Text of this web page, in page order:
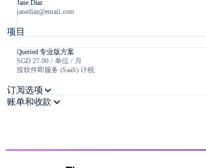
Jane Diaz
janediaz@email.com
项目
Queried 专业版方案
SGD 27.00 / 单位 / 月
按软件即服务 (SaaS) 计税
订阅选项
账单和收款